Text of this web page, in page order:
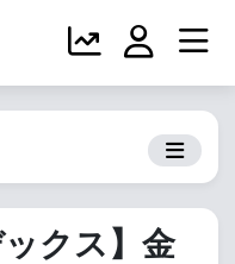
ックス】金